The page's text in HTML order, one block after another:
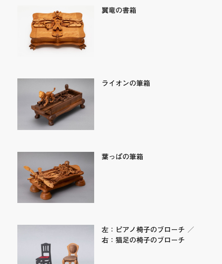
翼竜の書箱
ライオンの筆箱
葉っぱの筆箱
左：ピアノ椅子のブローチ ／
右：猫足の椅子のブローチ